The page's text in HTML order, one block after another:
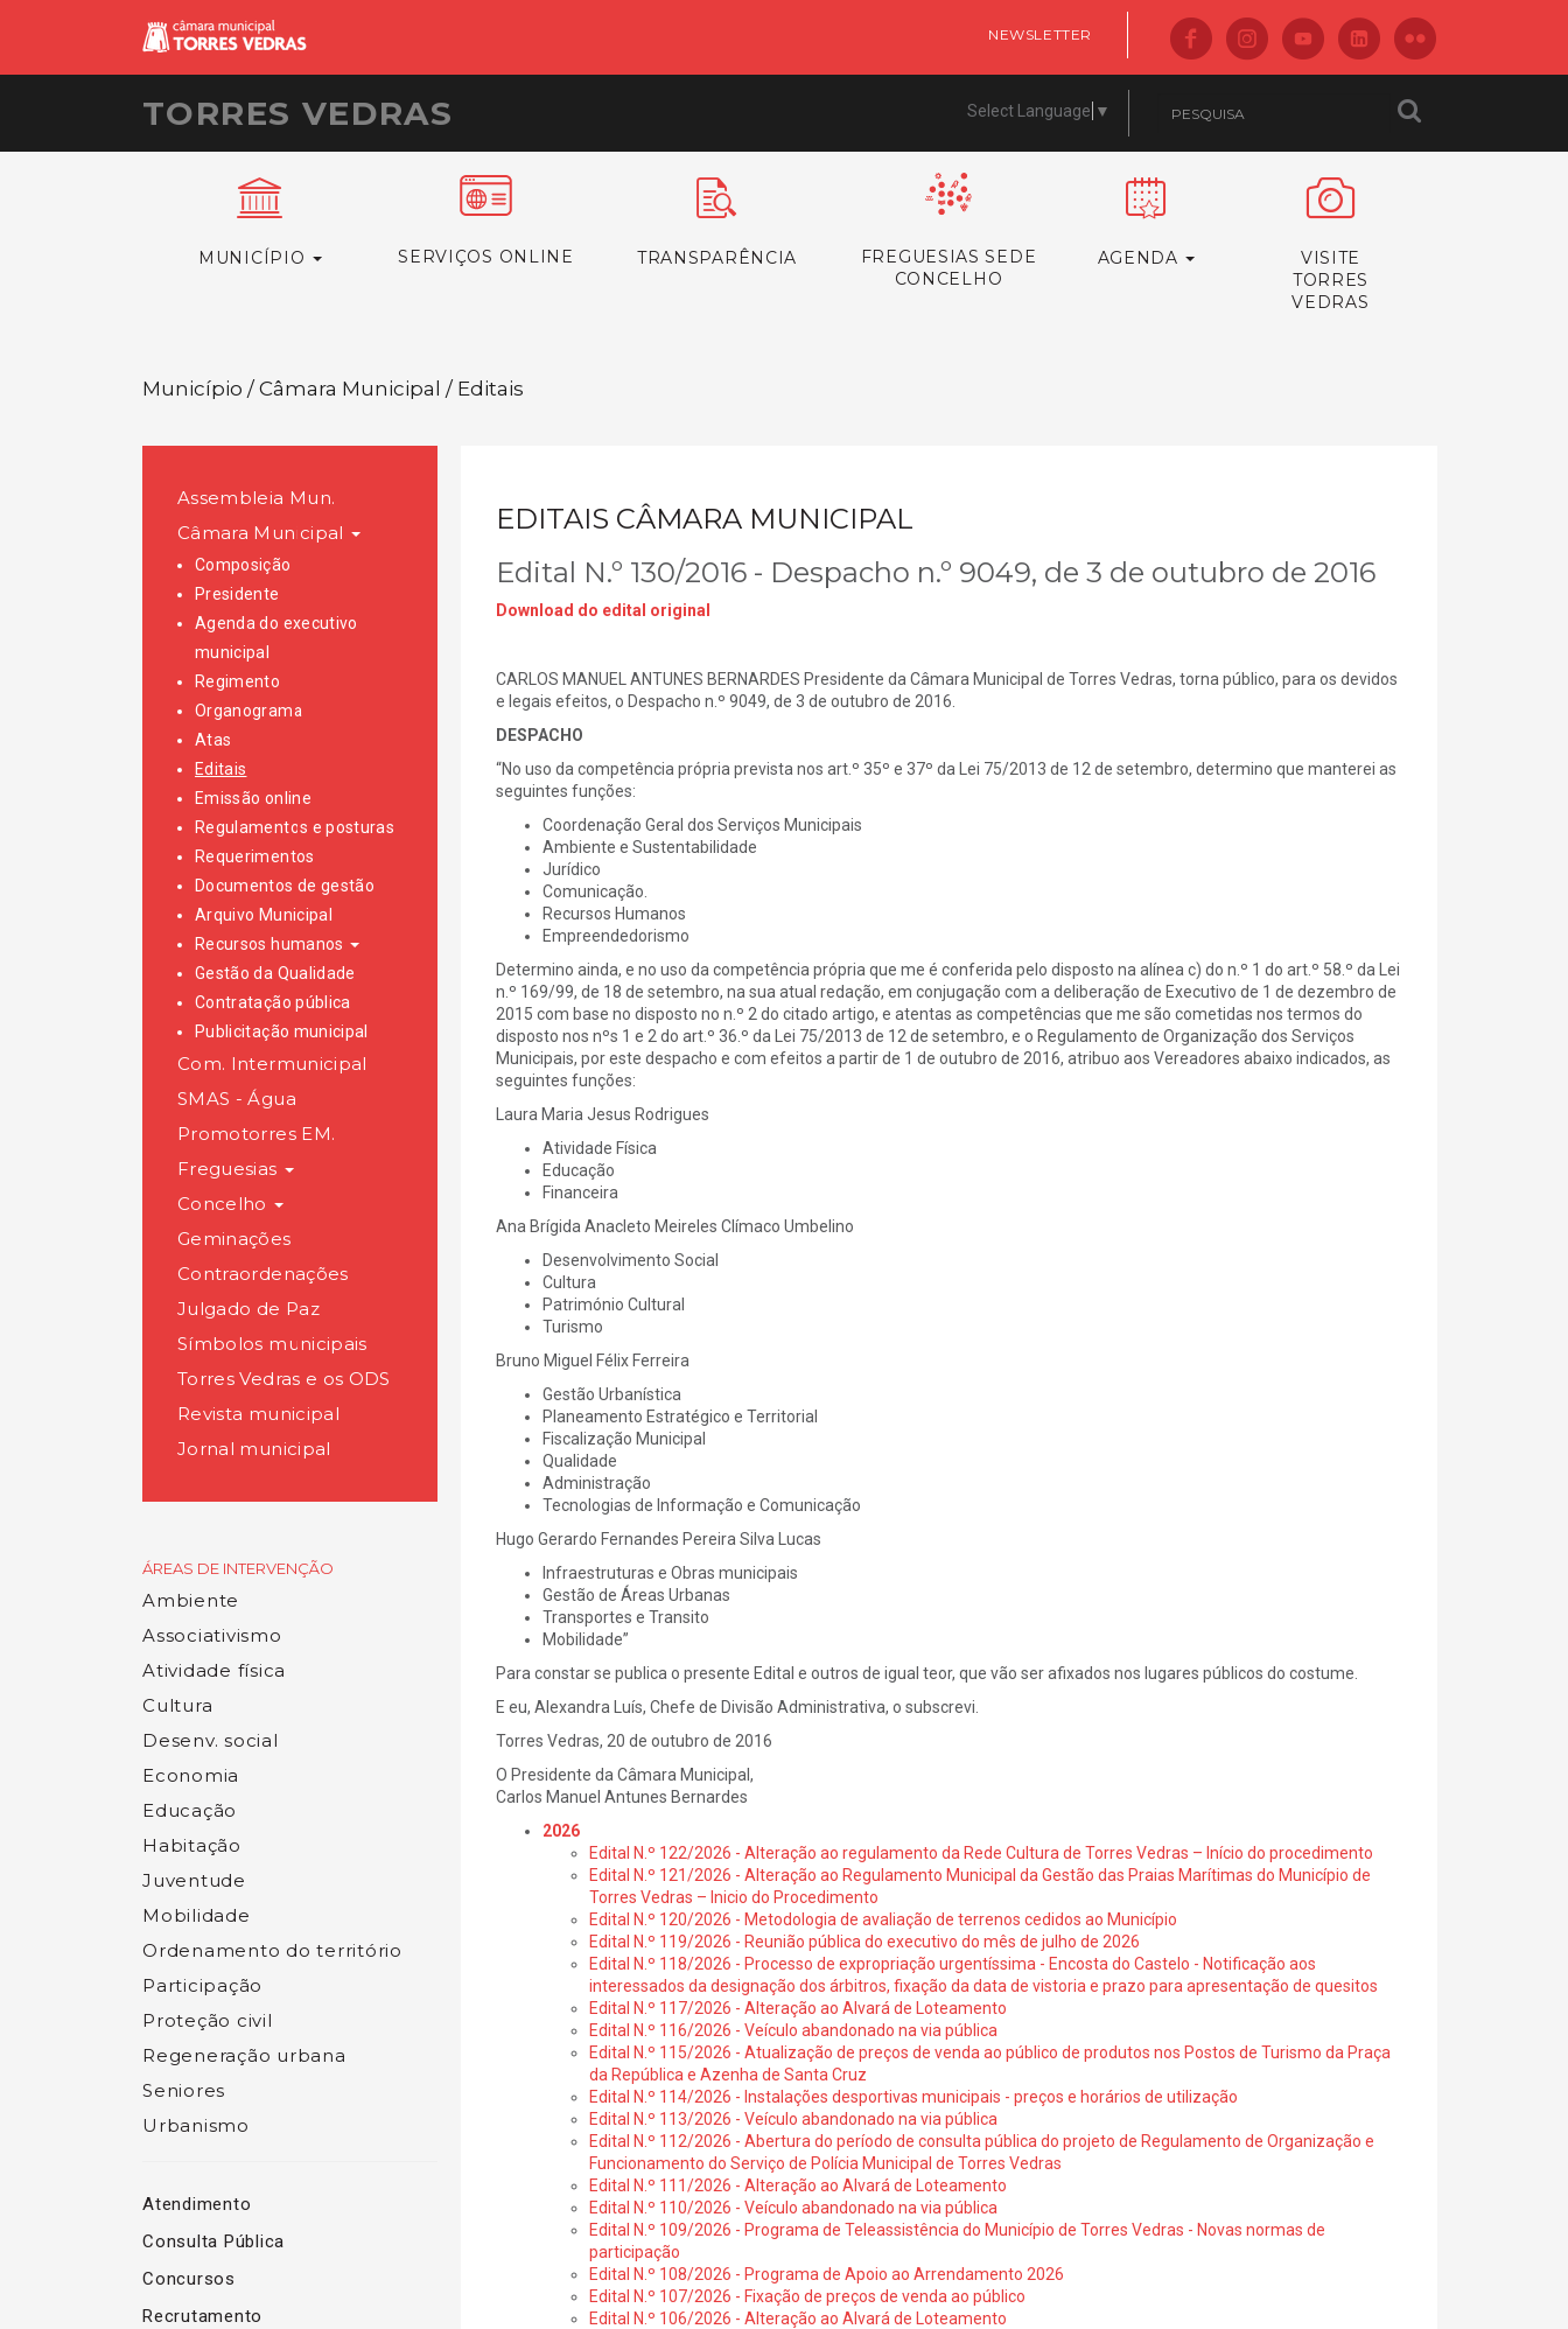
NEWSLETTER
TORRES VEDRAS Select Language ▼
MUNICÍPIO SERVIÇOS ONLINE TRANSPARÊNCIA
FREGUESIAS SEDE
CONCELHO
AGENDA
VISITE
TORRES
VEDRAS
Município / Câmara Municipal / Editais
Assembleia Mun.
Câmara Municipal
Composição
Presidente
Agenda do executivo
municipal
Regimento
Organograma
Atas
Editais
Emissão online
Regulamentos e posturas
Requerimentos
Documentos de gestão
Arquivo Municipal
Recursos humanos
Gestão da Qualidade
Contratação pública
Publicitação municipal
Com. Intermunicipal
SMAS - Água
Promotorres EM.
Freguesias
Concelho
Geminações
Contraordenações
Julgado de Paz
Símbolos municipais
Torres Vedras e os ODS
Revista municipal
Jornal municipal
ÁREAS DE INTERVENÇÃO
Ambiente
Associativismo
Atividade física
Cultura
Desenv. social
Economia
Educação
Habitação
Juventude
Mobilidade
Ordenamento do território
Participação
Proteção civil
Regeneração urbana
Seniores
Urbanismo
Atendimento
Consulta Pública
Concursos
Recrutamento
EDITAIS CÂMARA MUNICIPAL
Edital N.º 130/2016 - Despacho n.º 9049, de 3 de outubro de 2016
Download do edital original
CARLOS MANUEL ANTUNES BERNARDES Presidente da Câmara Municipal de Torres Vedras, torna público, para os devidos
e legais efeitos, o Despacho n.º 9049, de 3 de outubro de 2016.
DESPACHO
“No uso da competência própria prevista nos art.º 35º e 37º da Lei 75/2013 de 12 de setembro, determino que manterei as
seguintes funções:
Coordenação Geral dos Serviços Municipais
Ambiente e Sustentabilidade
Jurídico
Comunicação.
Recursos Humanos
Empreendedorismo
Determino ainda, e no uso da competência própria que me é conferida pelo disposto na alínea c) do n.º 1 do art.º 58.º da Lei
n.º 169/99, de 18 de setembro, na sua atual redação, em conjugação com a deliberação de Executivo de 1 de dezembro de
2015 com base no disposto no n.º 2 do citado artigo, e atentas as competências que me são cometidas nos termos do
disposto nos nºs 1 e 2 do art.º 36.º da Lei 75/2013 de 12 de setembro, e o Regulamento de Organização dos Serviços
Municipais, por este despacho e com efeitos a partir de 1 de outubro de 2016, atribuo aos Vereadores abaixo indicados, as
seguintes funções:
Laura Maria Jesus Rodrigues
Atividade Física
Educação
Financeira
Ana Brígida Anacleto Meireles Clímaco Umbelino
Desenvolvimento Social
Cultura
Património Cultural
Turismo
Bruno Miguel Félix Ferreira
Gestão Urbanística
Planeamento Estratégico e Territorial
Fiscalização Municipal
Qualidade
Administração
Tecnologias de Informação e Comunicação
Hugo Gerardo Fernandes Pereira Silva Lucas
Infraestruturas e Obras municipais
Gestão de Áreas Urbanas
Transportes e Transito
Mobilidade”
Para constar se publica o presente Edital e outros de igual teor, que vão ser afixados nos lugares públicos do costume.
E eu, Alexandra Luís, Chefe de Divisão Administrativa, o subscrevi.
Torres Vedras, 20 de outubro de 2016
O Presidente da Câmara Municipal,
Carlos Manuel Antunes Bernardes
2026
Edital N.º 122/2026 - Alteração ao regulamento da Rede Cultura de Torres Vedras – Início do procedimento
Edital N.º 121/2026 - Alteração ao Regulamento Municipal da Gestão das Praias Marítimas do Município de
Torres Vedras – Inicio do Procedimento
Edital N.º 120/2026 - Metodologia de avaliação de terrenos cedidos ao Município
Edital N.º 119/2026 - Reunião pública do executivo do mês de julho de 2026
Edital N.º 118/2026 - Processo de expropriação urgentíssima - Encosta do Castelo - Notificação aos
interessados da designação dos árbitros, fixação da data de vistoria e prazo para apresentação de quesitos
Edital N.º 117/2026 - Alteração ao Alvará de Loteamento
Edital N.º 116/2026 - Veículo abandonado na via pública
Edital N.º 115/2026 - Atualização de preços de venda ao público de produtos nos Postos de Turismo da Praça
da República e Azenha de Santa Cruz
Edital N.º 114/2026 - Instalações desportivas municipais - preços e horários de utilização
Edital N.º 113/2026 - Veículo abandonado na via pública
Edital N.º 112/2026 - Abertura do período de consulta pública do projeto de Regulamento de Organização e
Funcionamento do Serviço de Polícia Municipal de Torres Vedras
Edital N.º 111/2026 - Alteração ao Alvará de Loteamento
Edital N.º 110/2026 - Veículo abandonado na via pública
Edital N.º 109/2026 - Programa de Teleassistência do Município de Torres Vedras - Novas normas de
participação
Edital N.º 108/2026 - Programa de Apoio ao Arrendamento 2026
Edital N.º 107/2026 - Fixação de preços de venda ao público
Edital N.º 106/2026 - Alteração ao Alvará de Loteamento